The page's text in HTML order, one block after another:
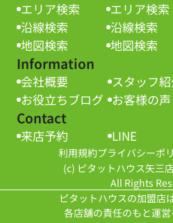
エリア検索
沿線検索
地図検索
エリア検索
沿線検索
地図検索
Information
会社概要 スタッフ
お役立ちブログ お客様の声
Contact
来店予約 LINE
利用規約プライバシーポ
(c) ピタットハウス矢
All Rights
ピタットハウスの加盟店
各店舗の責任のもと運営